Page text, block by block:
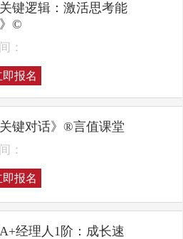
关键逻辑：激活思考能
©
：
即报名
关键对话》®言值课堂
：
即报名
A+经理人1阶：成长速